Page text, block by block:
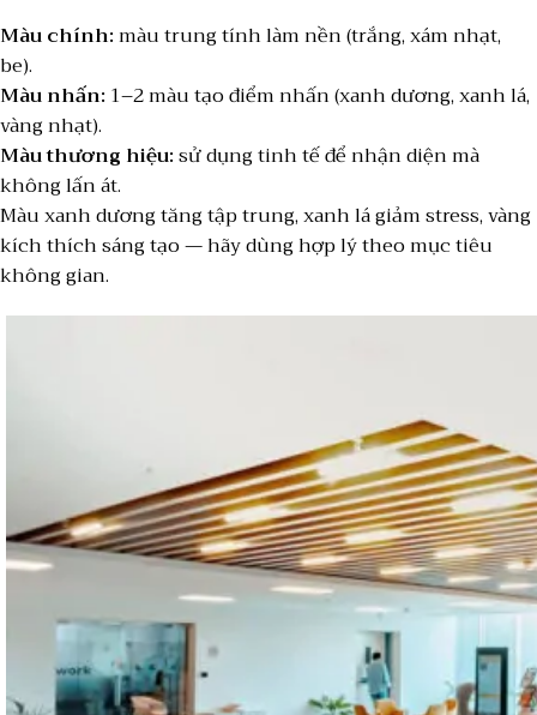
Màu chính:màu trung tính làm nền (trắng, xám nhạt,
be).
Màu nhấn: 1–2 màu tạo điểm nhấn (xanh dương, xanh lá,
vàng nhạt).
Màu thương hiệu:sử dụng tinh tế để nhận diện mà
không lấn át.
Màu xanh dương tăng tập trung, xanh lá giảm stress, vàng
kích thích sáng tạo — hãy dùng hợp lý theo mục tiêu
không gian.